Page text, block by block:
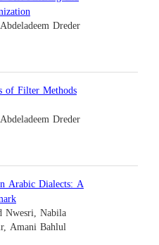
Dreder
of Filter Methods
Dreder
Arabic Dialects: A
Nwesri, Nabila
Amani Bahlul